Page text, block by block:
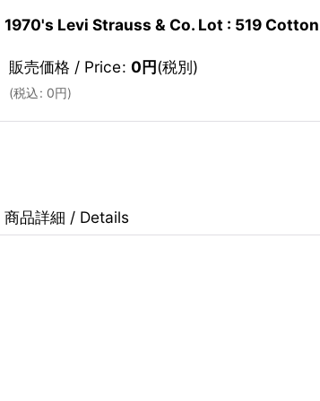
1970's Levi Strauss & Co. Lot : 519
販売価格 / Price: 0円(税別)
(税込: 0円)
商品詳細 / Details